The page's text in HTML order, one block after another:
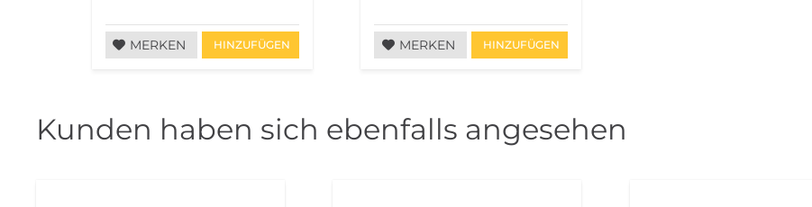
MERKEN HINZUFÜGEN MERKEN HINZUFÜGEN
Kunden haben sich ebenfalls angesehen